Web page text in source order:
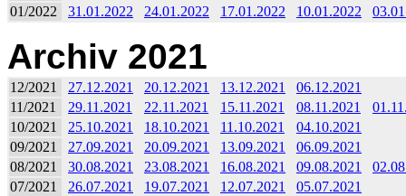
01/2022
31.01.2022 24.01.2022 17.01.2022 10.01.2022
Archiv 2021
12/2021 27.12.2021 20.12.2021 13.12.2021
06.12.2021
11/2021
29.11.2021 22.11.2021 15.11.2021 08.11.2021
10/2021
25.10.2021 18.10.2021 11.10.2021
04.10.2021
09/2021
27.09.2021 20.09.2021 13.09.2021
06.09.2021
08/2021
30.08.2021 23.08.2021 16.08.2021 09.08.2021
07/2021
26.07.2021 19.07.2021 12.07.2021
05.07.2021